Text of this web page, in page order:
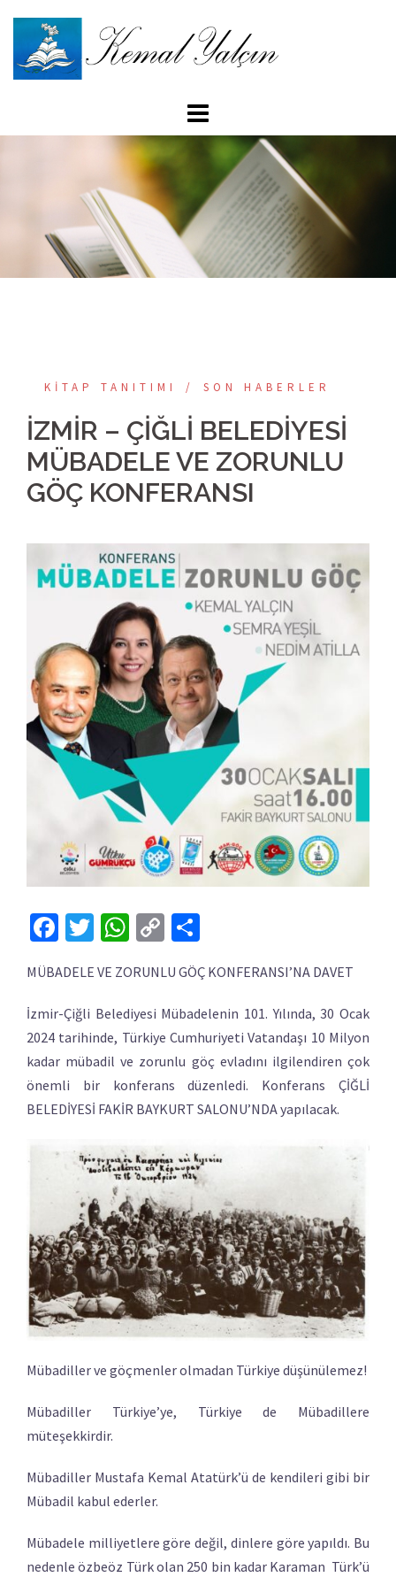
KITAP TANITIMI SON HABERLER
İZMİR – ÇİĞLİ BELEDİYESİ
MÜBADELE VE ZORUNLU
GÖÇ KONFERANSI
Facebook
Twitter
WhatsApp
Copy
MÜBADELE VE ZORUNLU GÖÇ KONFERANSI’NA DAVET
İzmir-Çiğli Belediyesi Mübadelenin 101. Yılında, 30 Ocak
2024 tarihinde, Türkiye Cumhuriyeti Vatandaşı 10 Milyon
kadar mübadil ve zorunlu göç evladını ilgilendiren çok
önemli bir konferans düzenledi. Konferans ÇİĞLİ
BELEDİYESİ FAKİR BAYKURT SALONU’NDA yapılacak.
Mübadiller ve göçmenler olmadan Türkiye düşünülemez!
Mübadiller Türkiye’ye, Türkiye de Mübadillere
müteşekkirdir.
Mübadiller Mustafa Kemal Atatürk’ü de kendileri gibi bir
Mübadil kabul ederler.
Mübadele milliyetlere göre değil, dinlere göre yapıldı. Bu
nedenle özbeöz Türk olan 250 bin kadar Karaman Türk’ü